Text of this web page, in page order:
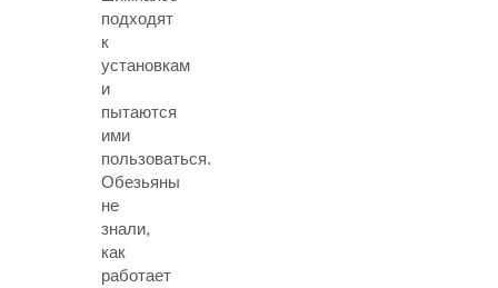
подходят
к
установкам
и
пытаются
ими
пользоваться.
Обезьяны
не
знали,
как
работает